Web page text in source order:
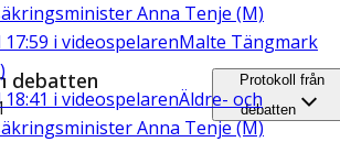
Anna Tenje (M)
17:59 i videospelarenMalte Tängmark
18:41 i videospelarenÄldre- och
Anna Tenje (M)
debatten
Protokoll från
debatten